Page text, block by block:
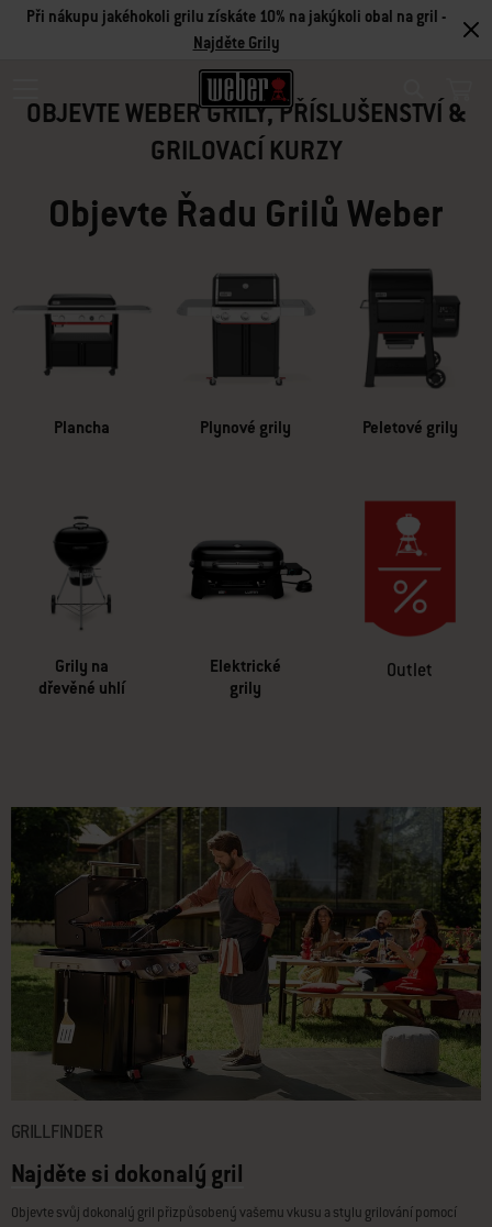
Search
Při nákupu jakéhokoli grilu získáte 10% na jakýkoli obal na gril -
Najděte Grily
LETNÍ VÝPRODEJ
LIMITOVANÁ NABÍDKA
Využijte naši letní nabídku a vybavte se grilem, který vám dlouho
Zobrazit nabídky
OBJEVTE WEBER GRILY, PŘÍSLUŠENSTVÍ &
GRILOVACÍ KURZY
Objevte Řadu Grilů Weber
Plancha Plynové grily Peletové grily
Grily na
dřevěné uhlí
Elektrické
grily
Outlet
GRILLFINDER
Najděte si dokonalý gril
Objevte svůj dokonalý gril přizpůsobený vašemu vkusu a stylu grilování pomocí